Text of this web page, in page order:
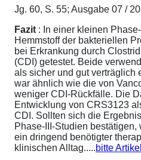
Jg. 60, S. 55; Ausgabe 07 /
Fazit : In einer kleinen
Hemmstoff der bakteriellen
bei Erkrankung durch
(CDI) getestet. Beide
als sicher und gut verträglich
war ähnlich wie die von
weniger CDI-Rückfälle. Die
Entwicklung von CRS3123
CDI. Sollten sich die
Phase-III-Studien
ein dringend benötigter
klinischen Alltag.....bitte